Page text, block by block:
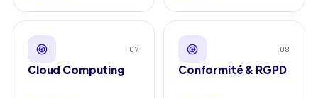
07
Cloud Computing
08
Conformité & RGPD